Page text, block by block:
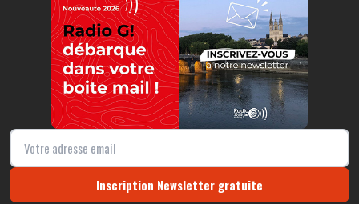
Inscription Newsletter gratuite